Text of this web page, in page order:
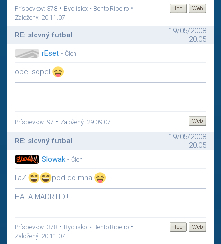
Príspevkov: 378 • Bydlisko: • Bento Ribeiro •
Založený: 20.11.07
RE: slovný futbal
19/05/2008
20:05
rEset - Člen
opel sopel
Príspevkov: 97 • Založený: 29.09.07
RE: slovný futbal
19/05/2008
20:05
Slowak - Člen
liaZ pod do mna
HALA MADRIIIID!!!
Príspevkov: 378 • Bydlisko: • Bento Ribeiro •
Založený: 20.11.07